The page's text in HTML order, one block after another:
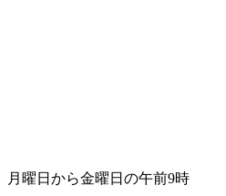
曜日から金曜日の午前9時